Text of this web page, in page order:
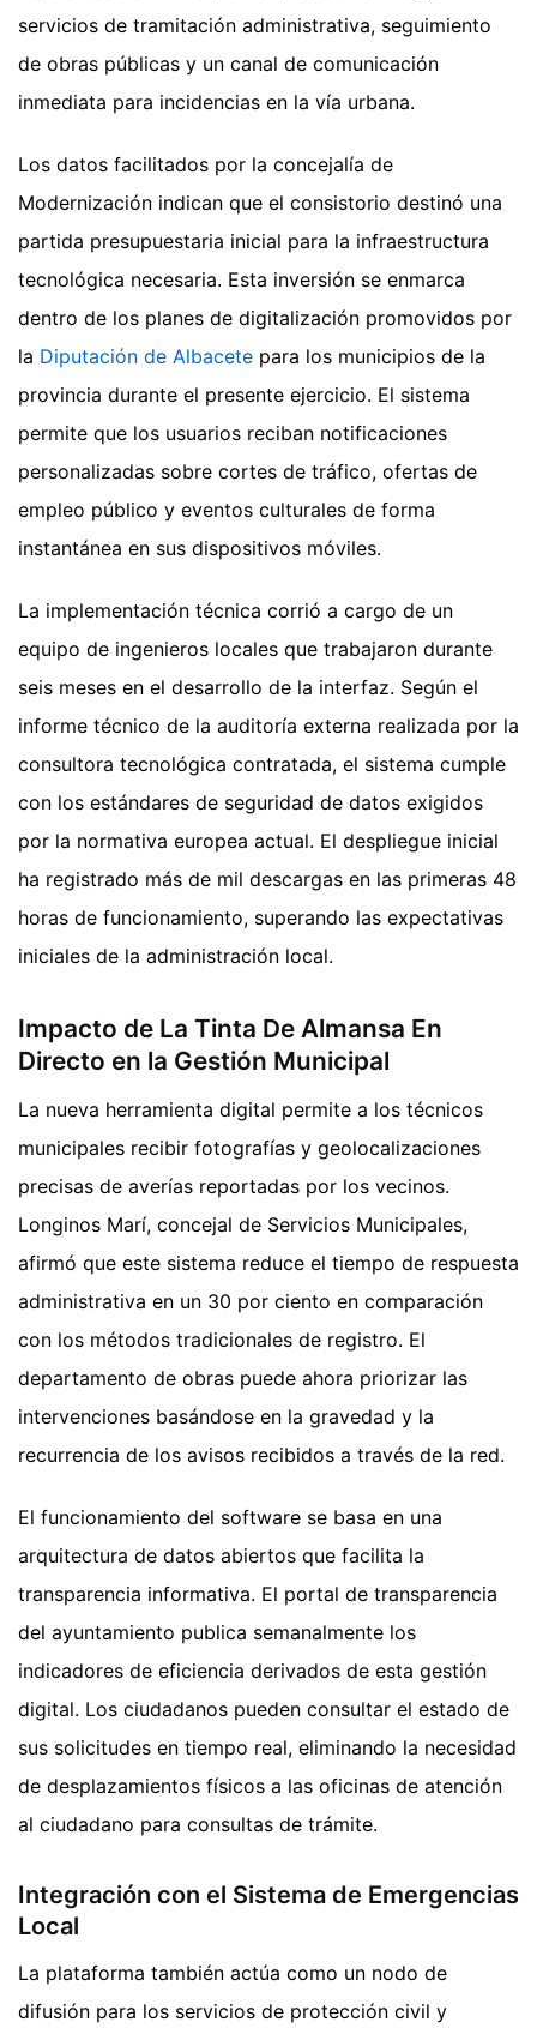
servicios de tramitación administrativa, seguimiento
de obras públicas y un canal de comunicación
inmediata para incidencias en la vía urbana.
Los datos facilitados por la concejalía de
Modernización indican que el consistorio destinó una
partida presupuestaria inicial para la infraestructura
tecnológica necesaria. Esta inversión se enmarca
dentro de los planes de digitalización promovidos por
la Diputación de Albacete para los municipios de la
provincia durante el presente ejercicio. El sistema
permite que los usuarios reciban notificaciones
personalizadas sobre cortes de tráfico, ofertas de
empleo público y eventos culturales de forma
instantánea en sus dispositivos móviles.
La implementación técnica corrió a cargo de un
equipo de ingenieros locales que trabajaron durante
seis meses en el desarrollo de la interfaz. Según el
informe técnico de la auditoría externa realizada por la
consultora tecnológica contratada, el sistema cumple
con los estándares de seguridad de datos exigidos
por la normativa europea actual. El despliegue inicial
ha registrado más de mil descargas en las primeras 48
horas de funcionamiento, superando las expectativas
iniciales de la administración local.
Impacto de La Tinta De Almansa En
Directo en la Gestión Municipal
La nueva herramienta digital permite a los técnicos
municipales recibir fotografías y geolocalizaciones
precisas de averías reportadas por los vecinos.
Longinos Marí, concejal de Servicios Municipales,
afirmó que este sistema reduce el tiempo de respuesta
administrativa en un 30 por ciento en comparación
con los métodos tradicionales de registro. El
departamento de obras puede ahora priorizar las
intervenciones basándose en la gravedad y la
recurrencia de los avisos recibidos a través de la red.
El funcionamiento del software se basa en una
arquitectura de datos abiertos que facilita la
transparencia informativa. El portal de transparencia
del ayuntamiento publica semanalmente los
indicadores de eficiencia derivados de esta gestión
digital. Los ciudadanos pueden consultar el estado de
sus solicitudes en tiempo real, eliminando la necesidad
de desplazamientos físicos a las oficinas de atención
al ciudadano para consultas de trámite.
Integración con el Sistema de Emergencias
Local
La plataforma también actúa como un nodo de
difusión para los servicios de protección civil y